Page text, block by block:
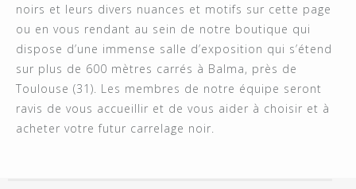
noirs et leurs divers nuances et motifs sur cette page
ou en vous rendant au sein de notre boutique qui
dispose d’une immense salle d’exposition qui s’étend
sur plus de 600 mètres carrés à Balma, près de
Toulouse (31). Les membres de notre équipe seront
ravis de vous accueillir et de vous aider à choisir et à
acheter votre futur carrelage noir.